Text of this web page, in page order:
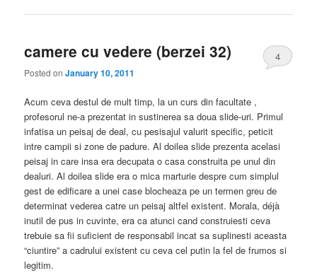
camere cu vedere (berzei 32)
Posted onJanuary 10, 2011
4
Acum ceva destul de mult timp, la un curs din facultate ,
profesorul ne-a prezentat in sustinerea sa doua slide-uri. Primul
infatisa un peisaj de deal, cu pesisajul valurit specific, peticit
intre campii si zone de padure. Al doilea slide prezenta acelasi
peisaj in care insa era decupata o casa construita pe unul din
dealuri. Al doilea slide era o mica marturie despre cum simplul
gest de edificare a unei case blocheaza pe un termen greu de
determinat vederea catre un peisaj altfel existent. Morala, déjà
inutil de pus in cuvinte, era ca atunci cand construiesti ceva
trebuie sa fii suficient de responsabil incat sa suplinesti aceasta
“ciuntire” a cadrului existent cu ceva cel putin la fel de frumos si
legitim.